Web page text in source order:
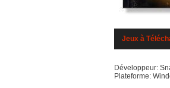
Jeux à
Développeur:
Plateforme: